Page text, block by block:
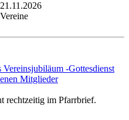
21.11.2026
Vereine
-Gottesdienst
Mitglieder
rechtzeitig im Pfarrbrief.